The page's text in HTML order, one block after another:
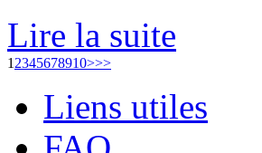
Lire la suite
1 2345678910>>>
Liens utiles